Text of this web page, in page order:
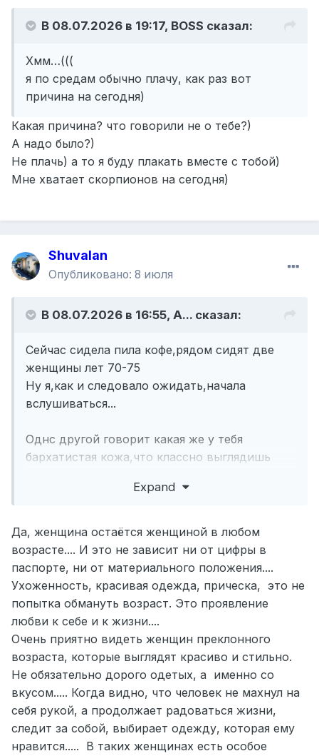
В 08.07.2026 в 19:17, BOSS сказал:
Хмм…(((
я по средам обычно плачу, как раз вот
причина на сегодня)
Какая причина? что говорили не о тебе?)
А надо было?)
Не плачь) а то я буду плакать вместе с тобой)
Мне хватает скорпионов на сегодня)
Shuvalan
Опубликовано: 8 июля
В 08.07.2026 в 16:55, A... сказал:
Сейчас сидела пила кофе,рядом сидят две
женщины лет 70-75
Ну я,как и следовало ожидать,начала
вслушиваться...
Однс другой говорит какая же у тебя
бархатистая кожа,что классно выглядишь
шампунь и как красить седину..
я поняла,что женщина и в 75 остается
женщиной)
Expand
Да, женщина остаётся женщиной в любом
возрасте.... И это не зависит ни от цифры в
паспорте, ни от материального положения....
Ухоженность, красивая одежда, прическа, это не
попытка обмануть возраст. Это проявление
любви к себе и к жизни....
Очень приятно видеть женщин преклонного
возраста, которые выглядят красиво и стильно.
Не обязательно дорого одетых, а именно со
вкусом..... Когда видно, что человек не махнул на
себя рукой, а продолжает радоваться жизни,
следит за собой, выбирает одежду, которая ему
нравится..... В таких женщинах есть особое